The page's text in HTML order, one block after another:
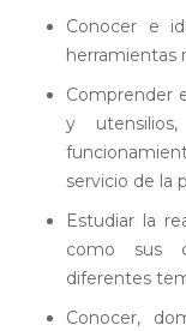
Conocer e identificar los ingredientes, utensilios y
herramientas
Comprender el tratamiento adecuado de los insumos
y
servicio de la
Estudiar la reacción de los ingredientes entre sí, así
como sus
diferentes
Conocer, dominar, e identificar la utilidad de las